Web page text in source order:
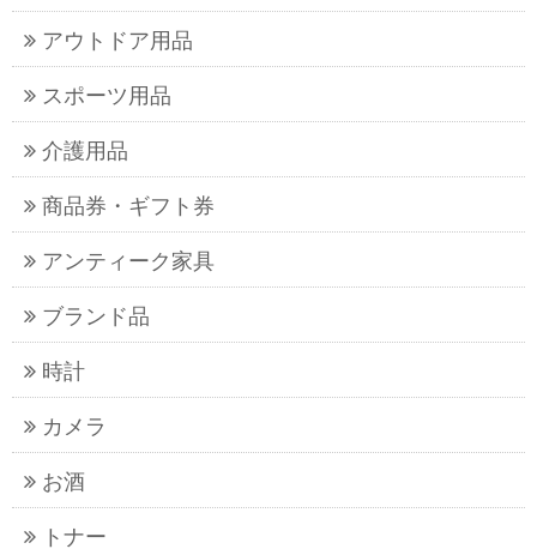
アウトドア用品
スポーツ用品
介護用品
商品券・ギフト券
アンティーク家具
ブランド品
時計
カメラ
お酒
トナー